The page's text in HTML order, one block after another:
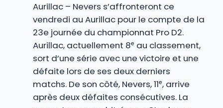
Aurillac – Nevers s’affronteront ce
vendredi au Aurillac pour le compte de la
23e journée du championnat Pro D2.
Aurillac, actuellement 8ᵉ au classement,
sort d’une série avec une victoire et une
défaite lors de ses deux derniers
matchs. De son côté, Nevers, 11ᵉ, arrive
après deux défaites consécutives. La